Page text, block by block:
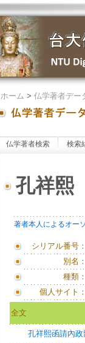
ホーム > 仏学著者デー
仏学著者検索 検索
孔祥熙
著者本人によるオー
シリアル番号：
別名：
種類：
個人サイト：
全文
孔祥熙函請內